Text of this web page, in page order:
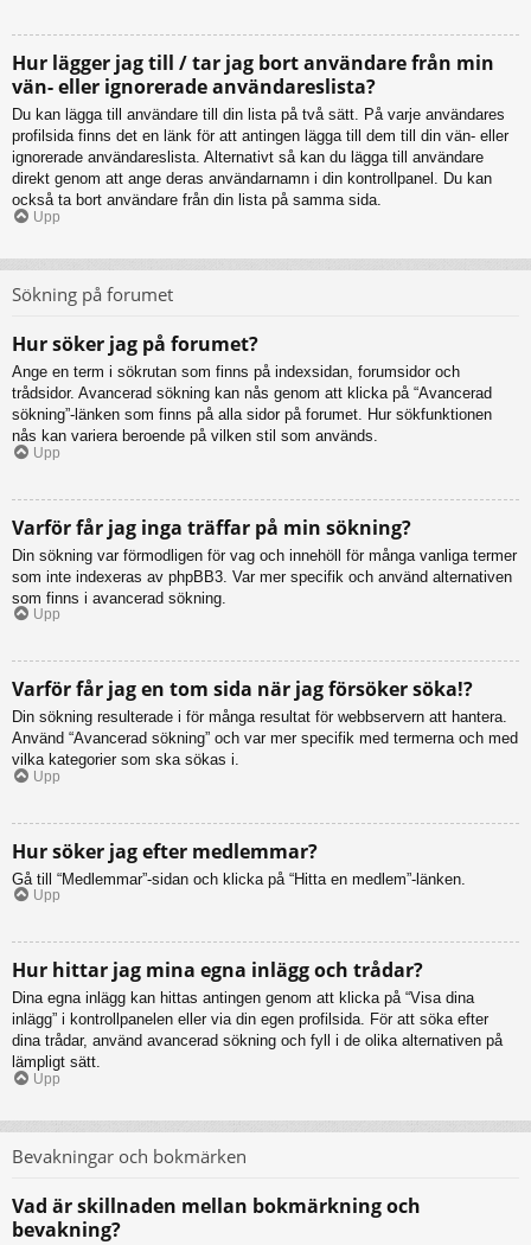
Hur lägger jag till / tar jag bort användare från min
vän- eller ignorerade användareslista?
Du kan lägga till användare till din lista på två sätt. På varje användares
profilsida finns det en länk för att antingen lägga till dem till din vän- eller
ignorerade användareslista. Alternativt så kan du lägga till användare
direkt genom att ange deras användarnamn i din kontrollpanel. Du kan
också ta bort användare från din lista på samma sida.
Upp
Sökning på forumet
Hur söker jag på forumet?
Ange en term i sökrutan som finns på indexsidan, forumsidor och
trådsidor. Avancerad sökning kan nås genom att klicka på “Avancerad
sökning”-länken som finns på alla sidor på forumet. Hur sökfunktionen
nås kan variera beroende på vilken stil som används.
Upp
Varför får jag inga träffar på min sökning?
Din sökning var förmodligen för vag och innehöll för många vanliga termer
som inte indexeras av phpBB3. Var mer specifik och använd alternativen
som finns i avancerad sökning.
Upp
Varför får jag en tom sida när jag försöker söka!?
Din sökning resulterade i för många resultat för webbservern att hantera.
Använd “Avancerad sökning” och var mer specifik med termerna och med
vilka kategorier som ska sökas i.
Upp
Hur söker jag efter medlemmar?
Gå till “Medlemmar”-sidan och klicka på “Hitta en medlem”-länken.
Upp
Hur hittar jag mina egna inlägg och trådar?
Dina egna inlägg kan hittas antingen genom att klicka på “Visa dina
inlägg” i kontrollpanelen eller via din egen profilsida. För att söka efter
dina trådar, använd avancerad sökning och fyll i de olika alternativen på
lämpligt sätt.
Upp
Bevakningar och bokmärken
Vad är skillnaden mellan bokmärkning och
bevakning?